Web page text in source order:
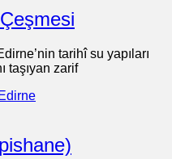
tarihî su yapıları
taşıyan zarif